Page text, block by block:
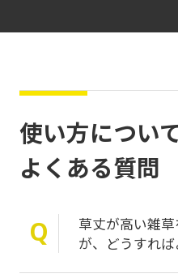
使い方につい
よくある質問
Q
草丈が高い雑
が、どうすれば